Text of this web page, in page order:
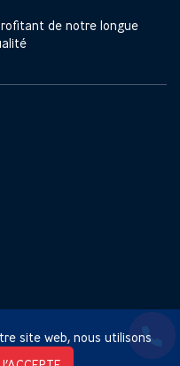
site web, nous utilisons
de notre longue